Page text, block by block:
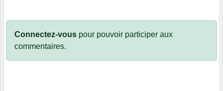
Connectez-vous pour pouvoir participer aux
commentaires.